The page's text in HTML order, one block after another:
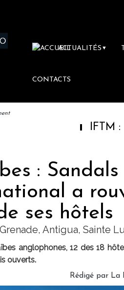
ACTUALITÉS ▼
CONTACTS
IFTM :
: Sandals
a
ses hôtels
Antigua, Sainte
anglophones, 12 des 18
ouverts.
Rédigé par La